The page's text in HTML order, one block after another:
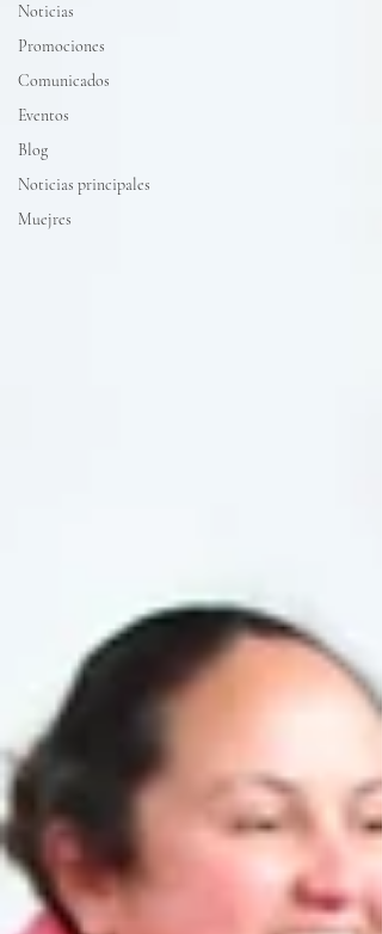
Noticias
Promociones
Comunicados
Eventos
Blog
Noticias principales
Muejres